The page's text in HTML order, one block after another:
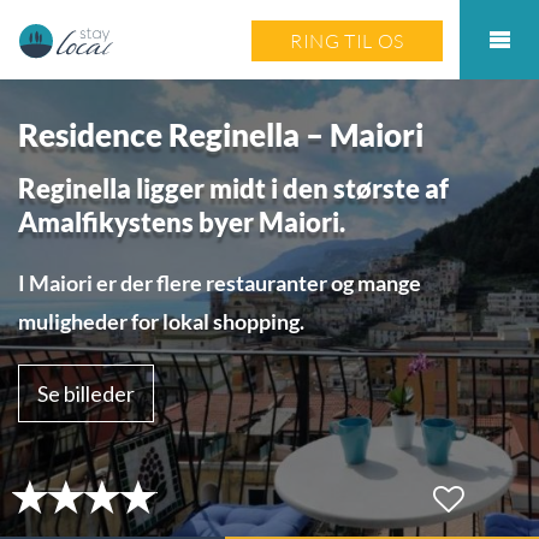
RING TIL OS
Residence Reginella – Maiori
Reginella ligger midt i den største af
Amalfikystens byer Maiori.
I Maiori er der flere restauranter og mange
muligheder for lokal shopping.
Se billeder